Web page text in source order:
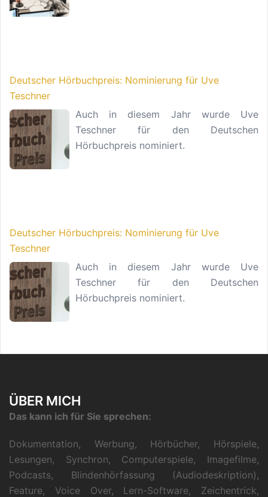
Deutscher Hörbuchpreis: Nominierung für Uve
Teschner
Auch in diesem Jahr wurde Uve
Teschner für den Deutschen
Hörbuchpreis nominiert.
Deutscher Hörbuchpreis: Nominierung für Uve
Teschner
Auch in diesem Jahr wurde Uve
Teschner für den Deutschen
Hörbuchpreis nominiert.
ÜBER MICH
Das kann ich für Sie sprechen:
Dokumentation, Werbung, Hörbücher, Hörspiele,
Lesungen, Synchron, Computerspiele, Imagefilme,
Podcasts, Blindenhörfassung (Audiodeskription),
Feature, Voice Over, Lern-Software, Zeichentrick,